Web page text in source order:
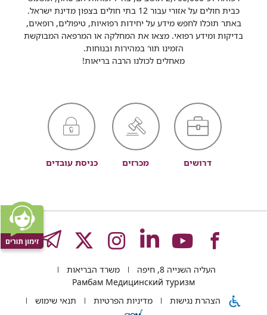
כבית חולים על אזורי עבור 12 בתי חולים בצפון מדינת ישראל.
באתר תוכלו לחפש מידע על יחידות רפואיות, טיפולים, רופאים,
בדיקות ומידע רפואי. מצאו את המחלקה או המרפאה המבוקשת
הזמינו תור במהירות ובנוחות.
מאחלים לכולנו הרבה בריאות!
דרושים מכרזים כניסת עובדים
לעמוד
של
לעמוד
של
לעמוד
של
לעמוד
של
לעמוד
של
העליה השנייה 8, חיפה
משרד הבריאות
Рамбам Медицинский туризм
הצהרת נגישות
מדיניות הפרטיות תנאי שימוש